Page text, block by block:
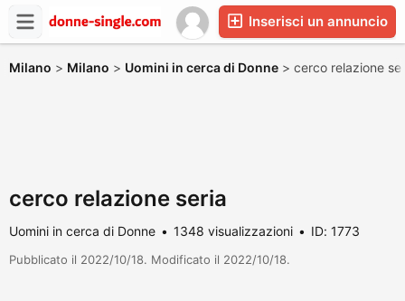
Inserisci un annuncio
Milano > Milano > Uomini in cerca di Donne > cerco relazione
cerco relazione seria
Uomini in cerca di Donne 1348 visualizzazioni ID: 1773
Pubblicato il 2022/10/18. Modificato il 2022/10/18.